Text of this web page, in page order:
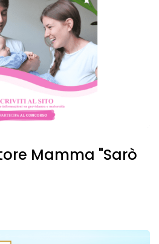
Mamma "Sarò